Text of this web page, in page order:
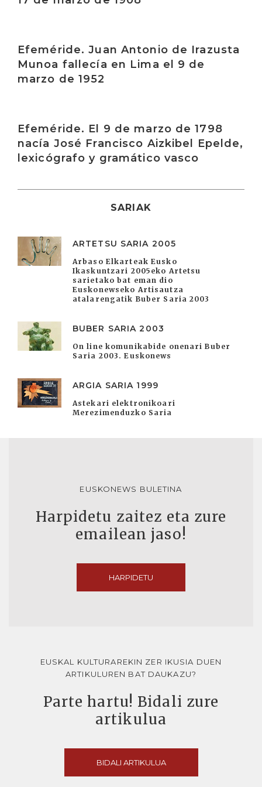
Efeméride. Juan Antonio de Irazusta
Munoa fallecía en Lima el 9 de
marzo de 1952
Efeméride. El 9 de marzo de 1798
nacía José Francisco Aizkibel Epelde,
lexicógrafo y gramático vasco
SARIAK
ARTETSU SARIA 2005
Arbaso Elkarteak Eusko
Ikaskuntzari 2005eko Artetsu
sarietako bat eman dio
Euskonewseko Artisautza
atalarengatik Buber Saria 2003
BUBER SARIA 2003
On line komunikabide onenari Buber
Saria 2003. Euskonews
ARGIA SARIA 1999
Astekari elektronikoari
Merezimenduzko Saria
EUSKONEWS BULETINA
Harpidetu zaitez eta zure
emailean jaso!
HARPIDETU
EUSKAL KULTURAREKIN ZER IKUSIA DUEN
ARTIKULUREN BAT DAUKAZU?
Parte hartu! Bidali zure
artikulua
BIDALI ARTIKULUA